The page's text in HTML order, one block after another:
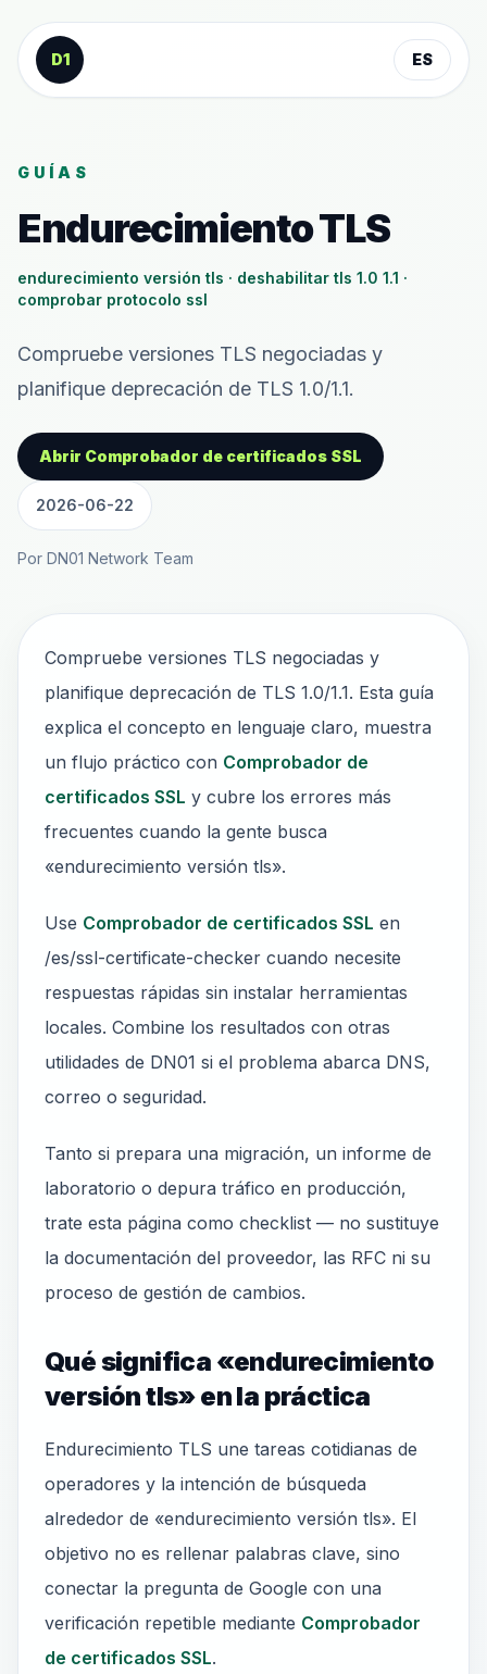
Saltar al contenido
D1
ES
GUÍAS
Endurecimiento TLS
endurecimiento versión tls · deshabilitar tls 1.0 1.1 ·
comprobar protocolo ssl
Compruebe versiones TLS negociadas y
planifique deprecación de TLS 1.0/1.1.
Abrir Comprobador de certificados SSL
2026-06-22
Por DN01 Network Team
Compruebe versiones TLS negociadas y
planifique deprecación de TLS 1.0/1.1. Esta guía
explica el concepto en lenguaje claro, muestra
un flujo práctico con Comprobador de
certificados SSL y cubre los errores más
frecuentes cuando la gente busca
«endurecimiento versión tls».
Use Comprobador de certificados SSL en
/es/ssl-certificate-checker cuando necesite
respuestas rápidas sin instalar herramientas
locales. Combine los resultados con otras
utilidades de DN01 si el problema abarca DNS,
correo o seguridad.
Tanto si prepara una migración, un informe de
laboratorio o depura tráfico en producción,
trate esta página como checklist — no sustituye
la documentación del proveedor, las RFC ni su
proceso de gestión de cambios.
Qué significa «endurecimiento
versión tls» en la práctica
Endurecimiento TLS une tareas cotidianas de
operadores y la intención de búsqueda
alrededor de «endurecimiento versión tls». El
objetivo no es rellenar palabras clave, sino
conectar la pregunta de Google con una
verificación repetible mediante Comprobador
de certificados SSL.